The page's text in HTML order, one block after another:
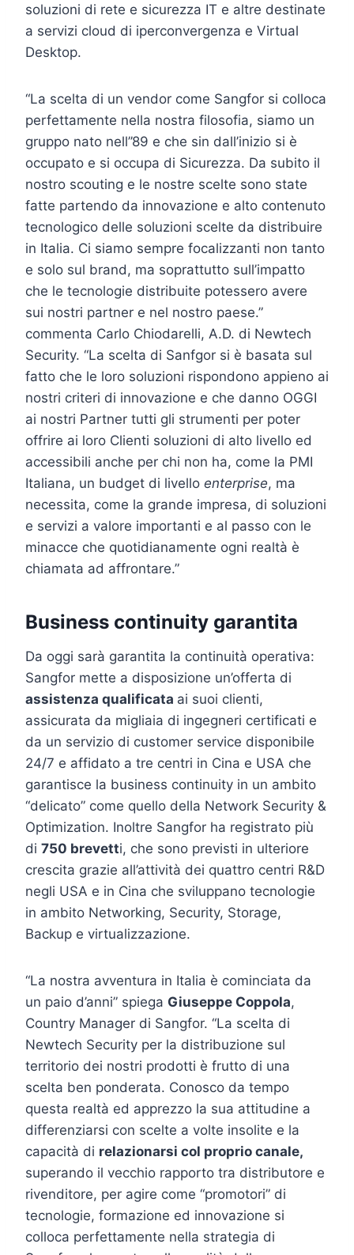
soluzioni di rete e sicurezza IT e altre destinate
a servizi cloud di iperconvergenza e Virtual
Desktop.
“La scelta di un vendor come Sangfor si colloca
perfettamente nella nostra filosofia, siamo un
gruppo nato nell’’89 e che sin dall’inizio si è
occupato e si occupa di Sicurezza. Da subito il
nostro scouting e le nostre scelte sono state
fatte partendo da innovazione e alto contenuto
tecnologico delle soluzioni scelte da distribuire
in Italia. Ci siamo sempre focalizzanti non tanto
e solo sul brand, ma soprattutto sull’impatto
che le tecnologie distribuite potessero avere
sui nostri partner e nel nostro paese.”
commenta Carlo Chiodarelli, A.D. di Newtech
Security. “La scelta di Sanfgor si è basata sul
fatto che le loro soluzioni rispondono appieno ai
nostri criteri di innovazione e che danno OGGI
ai nostri Partner tutti gli strumenti per poter
offrire ai loro Clienti soluzioni di alto livello ed
accessibili anche per chi non ha, come la PMI
Italiana, un budget di livello enterprise, ma
necessita, come la grande impresa, di soluzioni
e servizi a valore importanti e al passo con le
minacce che quotidianamente ogni realtà è
chiamata ad affrontare.”
Business continuity garantita
Da oggi sarà garantita la continuità operativa:
Sangfor mette a disposizione un’offerta di
assistenza qualificata ai suoi clienti,
assicurata da migliaia di ingegneri certificati e
da un servizio di customer service disponibile
24/7 e affidato a tre centri in Cina e USA che
garantisce la business continuity in un ambito
“delicato” come quello della Network Security &
Optimization. Inoltre Sangfor ha registrato più
di 750 brevetti, che sono previsti in ulteriore
crescita grazie all’attività dei quattro centri R&D
negli USA e in Cina che sviluppano tecnologie
in ambito Networking, Security, Storage,
Backup e virtualizzazione.
“La nostra avventura in Italia è cominciata da
un paio d’anni” spiega Giuseppe Coppola,
Country Manager di Sangfor. “La scelta di
Newtech Security per la distribuzione sul
territorio dei nostri prodotti è frutto di una
scelta ben ponderata. Conosco da tempo
questa realtà ed apprezzo la sua attitudine a
differenziarsi con scelte a volte insolite e la
capacità di relazionarsi col proprio canale,
superando il vecchio rapporto tra distributore e
rivenditore, per agire come “promotori” di
tecnologie, formazione ed innovazione si
colloca perfettamente nella strategia di